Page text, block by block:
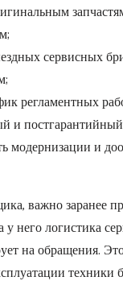
сервисных
регламентных
и
модернизации и
важно заранее
у него логистика
на обращения.
техники